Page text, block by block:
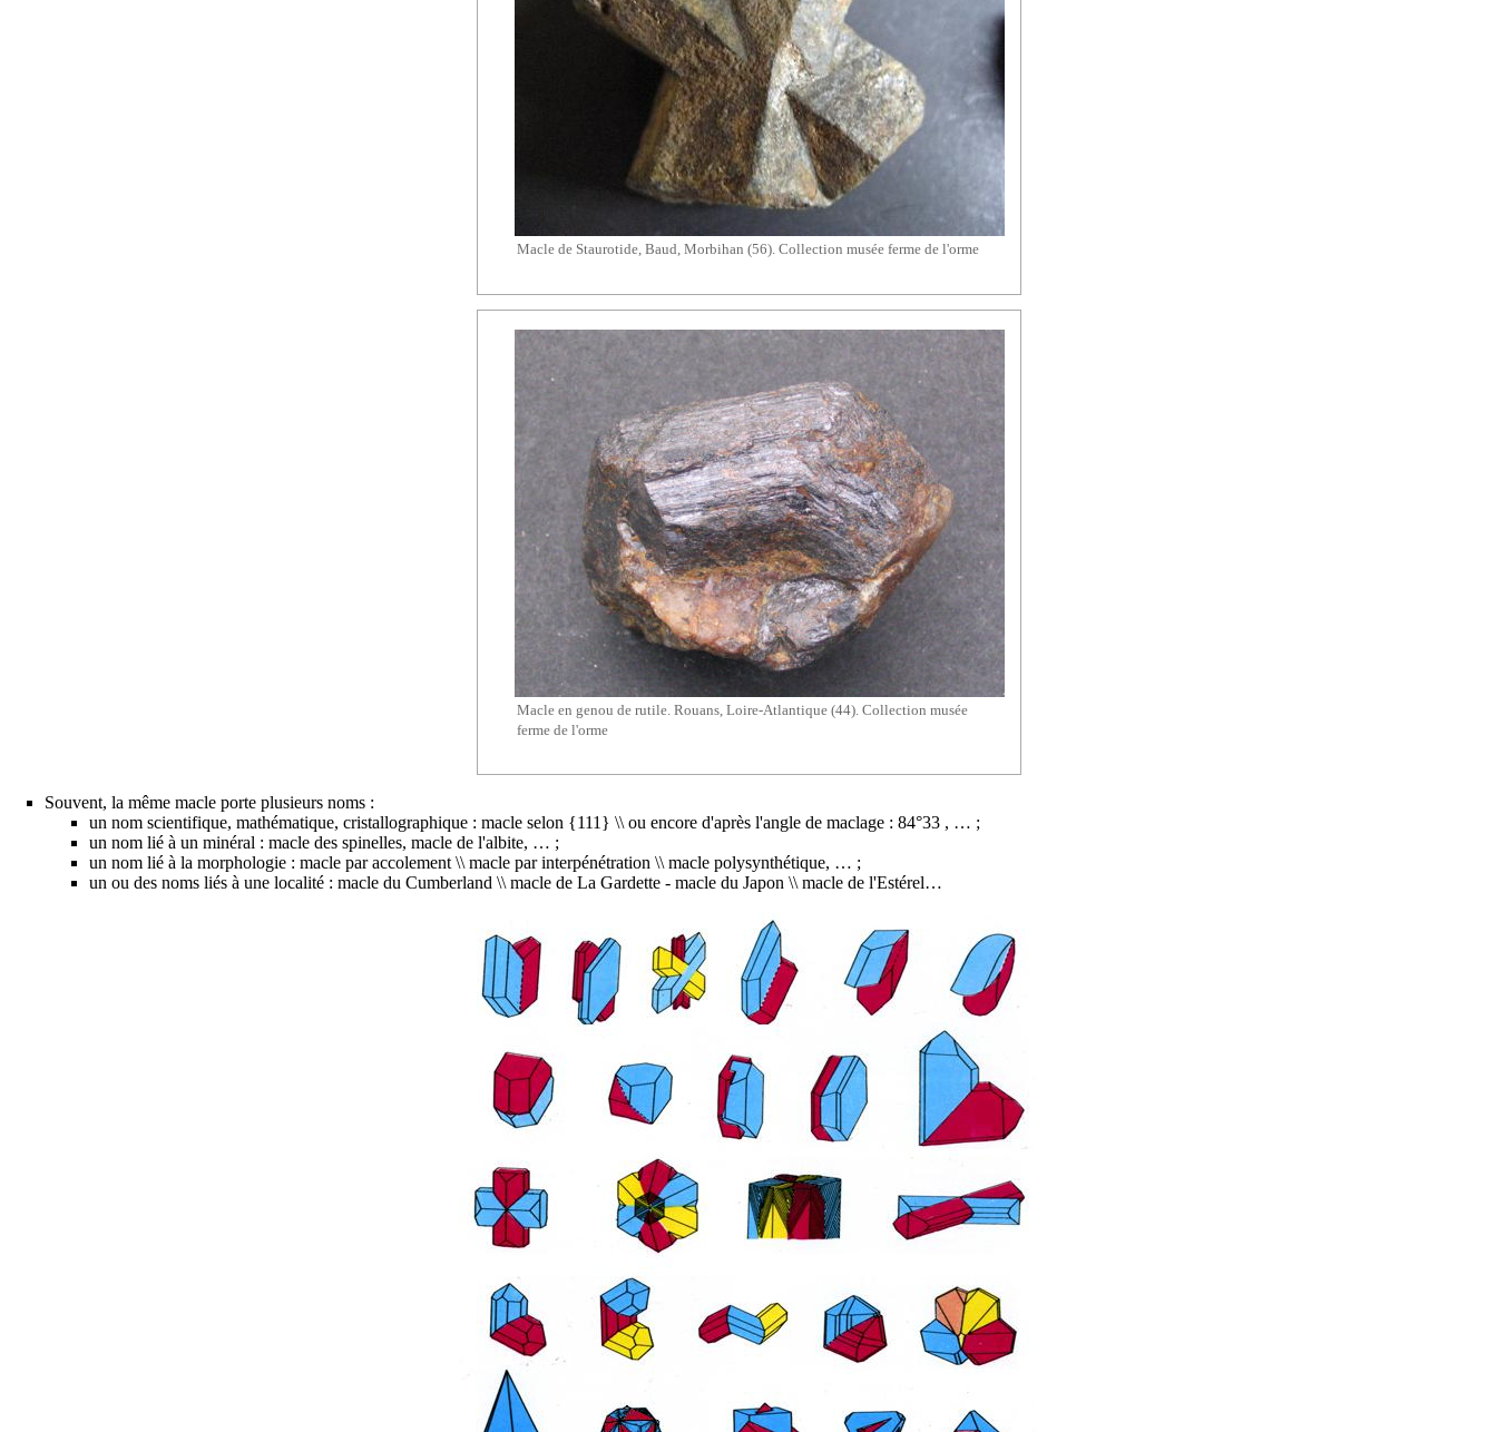
Macle de Staurotide, Baud, Morbihan (56). Collection musée ferme de l'orme
Macle en genou de rutile. Rouans, Loire-Atlantique (44). Collection musée
ferme de l'orme
Souvent, la même macle porte plusieurs noms :
un nom scientifique, mathématique, cristallographique : macle selon {111} \\ ou encore d'après l'angle de maclage : 84°33 , … ;
un nom lié à un minéral : macle des spinelles, macle de l'albite, … ;
un nom lié à la morphologie : macle par accolement \\ macle par interpénétration \\ macle polysynthétique, … ;
un ou des noms liés à une localité : macle du Cumberland \\ macle de La Gardette - macle du Japon \\ macle de l'Estérel…